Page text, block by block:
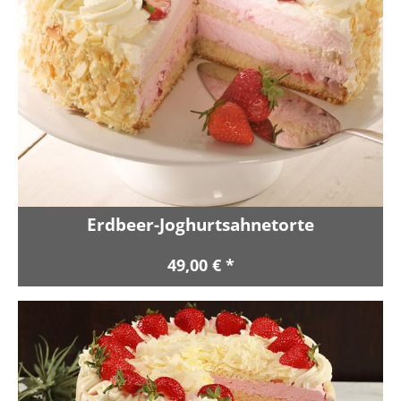
Erdbeer-Joghurtsahnetorte
49,00 € *